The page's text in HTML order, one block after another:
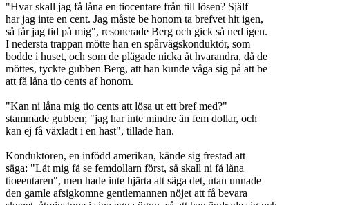
"Hvar skall jag få låna en tiocentare från till lösen? Själf
har jag inte en cent. Jag måste be honom ta brefvet hit igen,
så får jag tid på mig", resonerade Berg och gick så ned igen.
I nedersta trappan mötte han en spårvägskonduktör, som
bodde i huset, och som de plägade nicka åt hvarandra, då de
möttes, tyckte gubben Berg, att han kunde våga sig på att be
att få låna tio cents af honom.
"Kan ni låna mig tio cents att lösa ut ett bref med?"
stammade gubben; "jag har inte mindre än fem dollar, och
kan ej få växladt i en hast", tillade han.
Konduktören, en infödd amerikan, kände sig frestad att
säga: "Låt mig få se femdollarn först, så skall ni få låna
tioeentaren", men hade inte hjärta att säga det, utan unnade
den gamle afsigkomne gentlemannen nöjet att få bevara